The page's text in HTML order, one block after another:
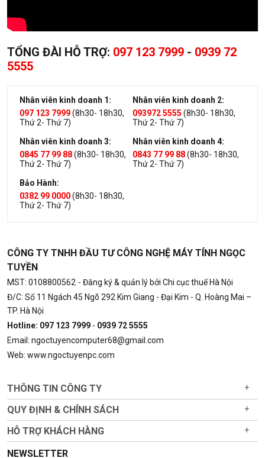
TỔNG ĐÀI HỖ TRỢ: 097 123 7999 - 0939 72
5555
Nhân viên kinh doanh 1:
097 123 7999(8h30- 18h30,
Thứ 2- Thứ 7)
Nhân viên kinh doanh 2:
093972 5555 (8h30- 18h30,
Thứ 2- Thứ 7)
Nhân viên kinh doanh 3:
0845 77 99 88(8h30- 18h30,
Thứ 2- Thứ 7)
Nhân viên kinh doanh 4:
0843 77 99 88(8h30- 18h30,
Thứ 2- Thứ 7)
Bảo Hành:
0382 99 0000(8h30- 18h30,
Thứ 2- Thứ 7)
CÔNG TY TNHH ĐẦU TƯ CÔNG NGHỆ MÁY TÍNH NGỌC
TUYỀN
MST: 0108800562 - Đăng ký & quản lý bởi Chi cục thuế Hà Nội
Đ/C: Số 11 Ngách 45 Ngõ 292 Kim Giang - Đại Kim - Q. Hoàng Mai –
TP. Hà Nội
Hotline: 097 123 7999 - 0939 72 5555
Email: ngoctuyencomputer68@gmail.com
Web: www.ngoctuyenpc.com
THÔNG TIN CÔNG TY +
QUY ĐỊNH & CHÍNH SÁCH +
HỖ TRỢ KHÁCH HÀNG +
NEWSLETTER